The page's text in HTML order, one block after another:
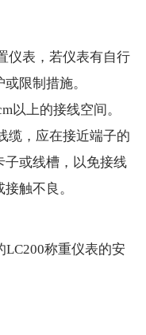
表，若仪表有自行
限制措施。
上的接线空间。
，应在接近端子的
子或线槽，以免接线
触不良。
称重仪表的安